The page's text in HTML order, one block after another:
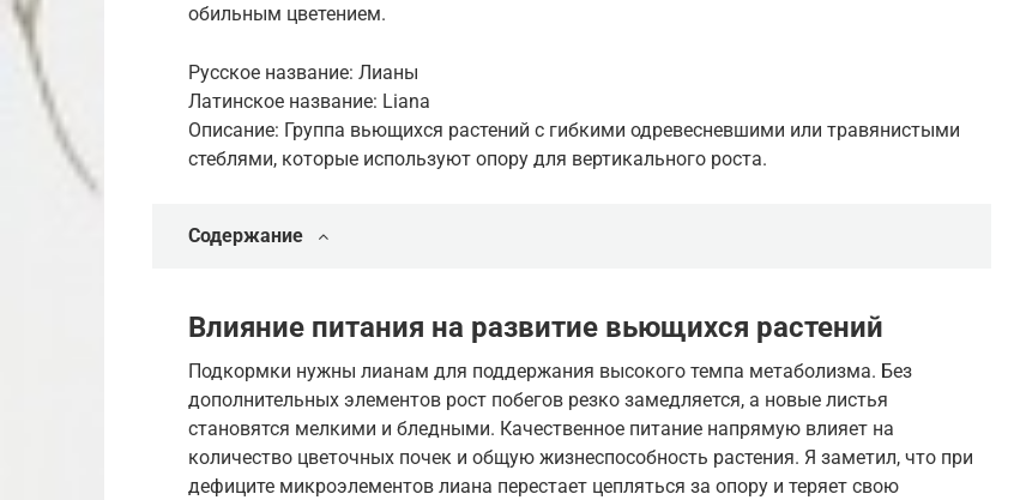
обильным цветением.
Русское название: Лианы
Латинское название: Liana
Описание: Группа вьющихся растений с гибкими одревесневшими или травянистыми
стеблями, которые используют опору для вертикального роста.
Содержание
Влияние питания на развитие вьющихся растений
Подкормки нужны лианам для поддержания высокого темпа метаболизма. Без
дополнительных элементов рост побегов резко замедляется, а новые листья
становятся мелкими и бледными. Качественное питание напрямую влияет на
количество цветочных почек и общую жизнеспособность растения. Я заметил, что при
дефиците микроэлементов лиана перестает цепляться за опору и теряет свою